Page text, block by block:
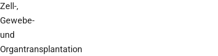
Zell-,
Gewebe-
und
Organtransplantation